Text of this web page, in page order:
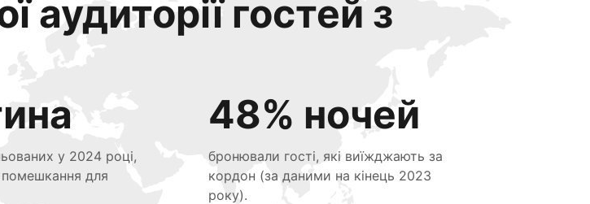
аудиторії гостей з
у 2024 році,
для
48% ночей
бронювали гості, які виїжджають за
кордон (за даними на кінець 2023
року).